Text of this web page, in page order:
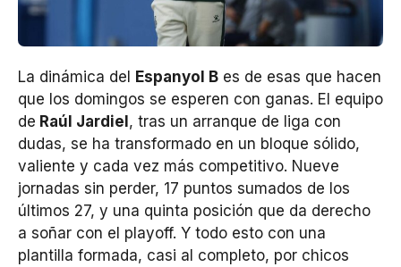
La dinámica del Espanyol B es de esas que hacen
que los domingos se esperen con ganas. El equipo
de Raúl Jardiel, tras un arranque de liga con
dudas, se ha transformado en un bloque sólido,
valiente y cada vez más competitivo. Nueve
jornadas sin perder, 17 puntos sumados de los
últimos 27, y una quinta posición que da derecho
a soñar con el playoff. Y todo esto con una
plantilla formada, casi al completo, por chicos